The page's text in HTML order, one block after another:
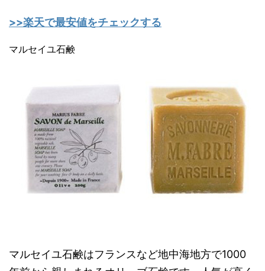
>>楽天で最安値をチェックする
マルセイユ石鹸
マルセイユ石鹸はフランスなど地中海地方で1000